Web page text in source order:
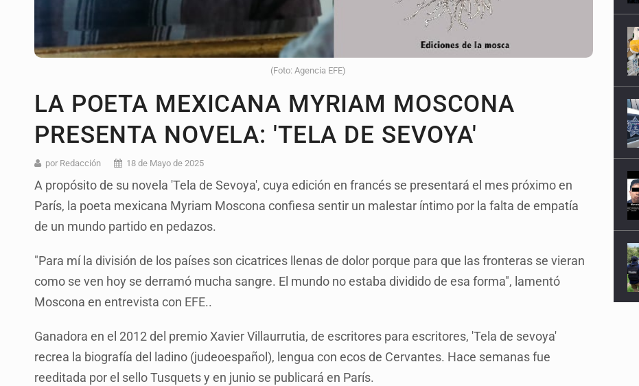
(Foto: Agencia EFE)
LA POETA MEXICANA MYRIAM MOSCONA
PRESENTA NOVELA: 'TELA DE SEVOYA'
por Redacción 18 de Mayo de 2025
A propósito de su novela 'Tela de Sevoya', cuya edición en francés se presentará el mes próximo en
París, la poeta mexicana Myriam Moscona confiesa sentir un malestar íntimo por la falta de empatía
de un mundo partido en pedazos.
"Para mí la división de los países son cicatrices llenas de dolor porque para que las fronteras se vieran
como se ven hoy se derramó mucha sangre. El mundo no estaba dividido de esa forma", lamentó
Moscona en entrevista con EFE..
Ganadora en el 2012 del premio Xavier Villaurrutia, de escritores para escritores, 'Tela de sevoya'
recrea la biografía del ladino (judeoespañol), lengua con ecos de Cervantes. Hace semanas fue
reeditada por el sello Tusquets y en junio se publicará en París.